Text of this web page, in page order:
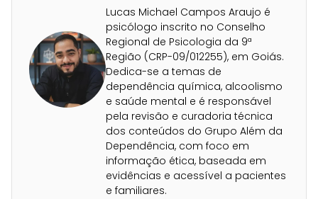
Lucas Michael Campos Araujo é
psicólogo inscrito no Conselho
Regional de Psicologia da 9ª
Região (CRP-09/012255), em Goiás.
Dedica-se a temas de
dependência química, alcoolismo
e saúde mental e é responsável
pela revisão e curadoria técnica
dos conteúdos do Grupo Além da
Dependência, com foco em
informação ética, baseada em
evidências e acessível a pacientes
e familiares.